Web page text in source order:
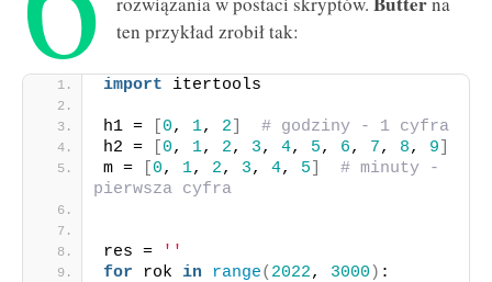
ten przykład zrobił tak:
import itertools
h1 = 0, 1, 2
# godziny - 1 cyfra
h2 =
0, 1, 2, 3, 4, 5, 6, 7, 8, 9
m =
0, 1, 2, 3, 4, 5
# minuty -
pierwsza cyfra
res =
''
for rok in range( 2022, 3000 ) :